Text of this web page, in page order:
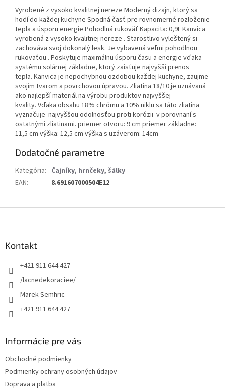
Vyrobené z vysoko kvalitnej nereze Moderný dizajn, ktorý sa
hodí do každej kuchyne Spodná časť pre rovnomerné rozloženie
tepla a úsporu energie Pohodlná rukoväť Kapacita: 0,9L Kanvica
vyrobená z vysoko kvalitnej nereze . Starostlivo vyleštený si
zachováva svoj dokonalý lesk. Je vybavená veľmi pohodlnou
rukoväťou . Poskytuje maximálnu úsporu času a energie vďaka
systému solárnej základne, ktorý zaisťuje najvyšší prenos
tepla. Kanvica je nepochybnou ozdobou každej kuchyne, zaujme
svojím tvarom a povrchovou úpravou. Zliatina 18/10 je uznávaná
ako najlepší materiál na výrobu produktov najvyššej
kvality. Vďaka obsahu 18% chrómu a 10% niklu sa táto zliatina
vyznačuje najvyššou odolnosťou proti korózii v porovnaní s
ostatnými zliatinami. priemer otvoru: 9 cm priemer základne:
11,5 cm výška: 12,5 cm výška s uzáverom: 14cm
Dodatočné parametre
Kategória: Čajníky, hrnčeky, šálky
EAN: 8.691607000504E12
Kontakt
+421 911 644 427
/lacnedekoraciee/
Marek Semhric
+421 911 644 427
Informácie pre vás
Obchodné podmienky
Podmienky ochrany osobných údajov
Doprava a platba